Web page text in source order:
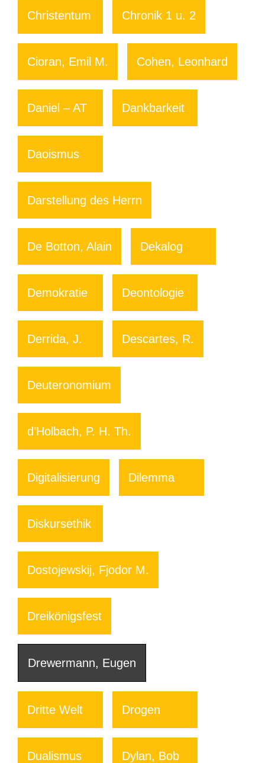
Christentum Chronik 1 u. 2
Cioran, Emil M. Cohen, Leonhard
Daniel – AT Dankbarkeit
Daoismus
Darstellung des Herrn
De Botton, Alain Dekalog
Demokratie Deontologie
Derrida, J. Descartes, R.
Deuteronomium
d’Holbach, P. H. Th.
Digitalisierung Dilemma
Diskursethik
Dostojewskij, Fjodor M.
Dreikönigsfest
Drewermann, Eugen
Dritte Welt Drogen
Dualismus Dylan, Bob